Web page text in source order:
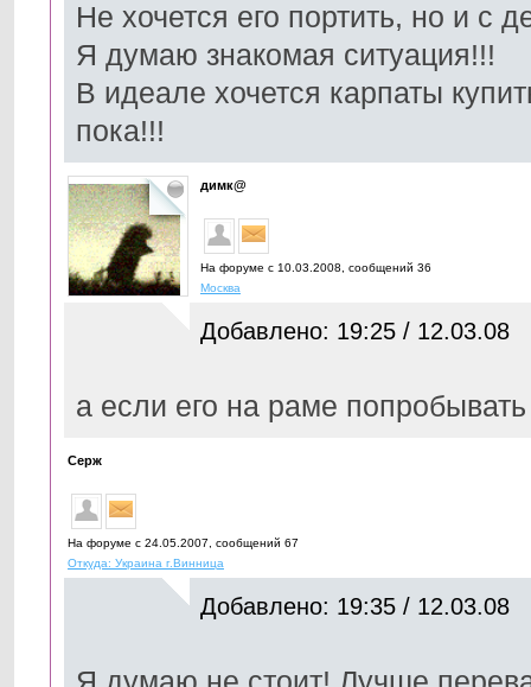
Не хочется его портить, но и с
Я думаю знакомая ситуация!!!
В идеале хочется карпаты
пока!!!
димк@
На форуме с 10.03.2008, cообщений 36
Москва
Добавлено: 19:25 / 12.03.08
а если его на раме
Серж
На форуме с 24.05.2007, cообщений 67
Откуда: Украина г.Винница
Добавлено: 19:35 / 12.03.08